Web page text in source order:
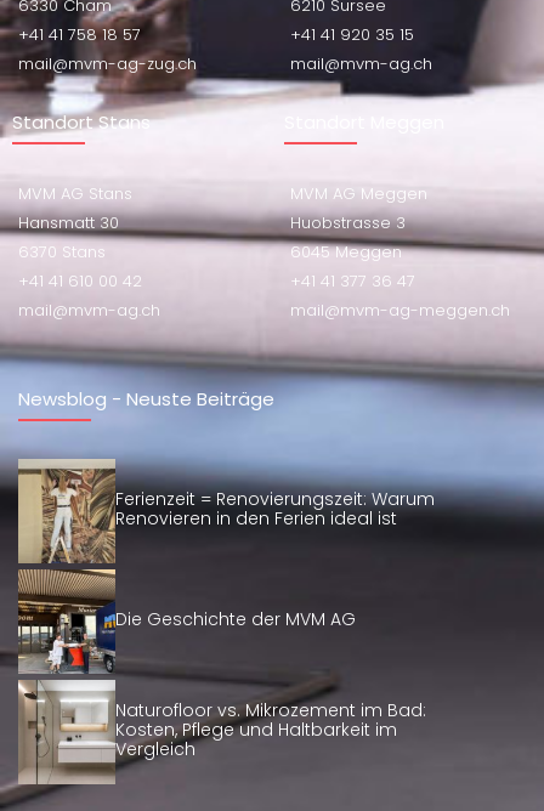
6330 Cham
+41 41 758 18 57
mail@mvm-ag-zug.ch
6210 Sursee
+41 41 920 35 15
mail@mvm-ag.ch
Standort Stans
MVM AG Stans
Hansmatt 30
6370 Stans
+41 41 610 00 42
mail@mvm-ag.ch
MVM AG Meggen
Huobstrasse 3
6045 Meggen
+41 41 377 36 47
mail@mvm-ag-meggen.ch
Newsblog - Neuste Beiträge
Ferienzeit = Renovierungszeit: Warum
Renovieren in den Ferien ideal ist
Die Geschichte der MVM AG
Naturofloor vs. Mikrozement im Bad:
Kosten, Pflege und Haltbarkeit im
Vergleich